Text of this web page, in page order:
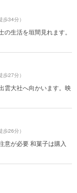
歩34分）
生活を垣間見れます。
歩27分）
雲大社へ向かいます。映
歩26分）
意が必要 和菓子は購入